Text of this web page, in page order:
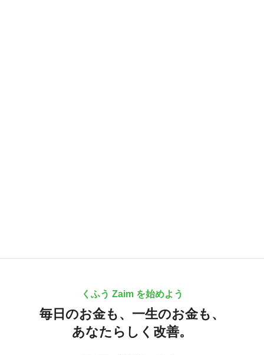
くふう Zaim を始めよう
毎日のお金も、 一生のお金も、
あなたらしく改善。